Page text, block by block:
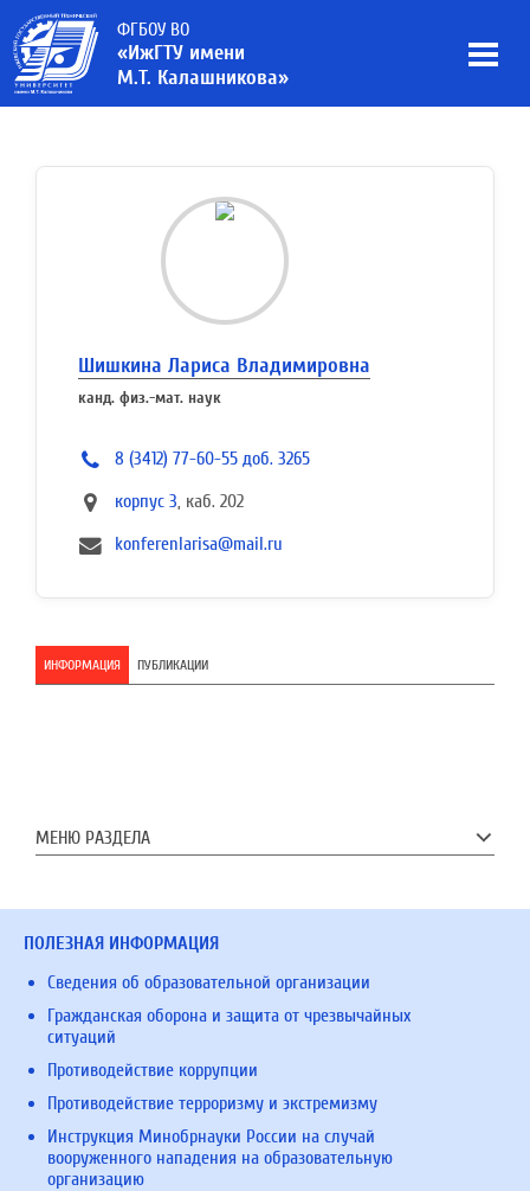
ФГБОУ ВО
«ИжГТУ имени
М.Т. Калашникова»
Шишкина Лариса Владимировна
канд. физ.-мат. наук
8 (3412) 77-60-55 доб. 3265
корпус 3, каб. 202
konferenlarisa@mail.ru
ИНФОРМАЦИЯ ПУБЛИКАЦИИ
МЕНЮ РАЗДЕЛА
ПОЛЕЗНАЯ ИНФОРМАЦИЯ
Сведения об образовательной организации
Гражданская оборона и защита от чрезвычайных
ситуаций
Противодействие коррупции
Противодействие терроризму и экстремизму
Инструкция Минобрнауки России на случай
вооруженного нападения на образовательную
организацию